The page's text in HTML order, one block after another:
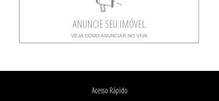
ANUNCIE SEU IMÓVEL
VEJA COMO ANUNCIAR NO VIVA
Acesso Rápido